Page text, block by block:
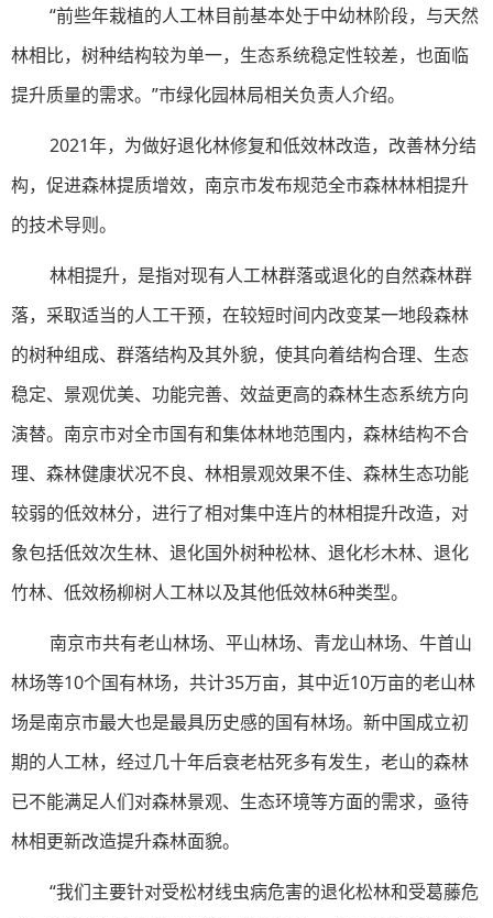
“前些年栽植的人工林目前基本处于中幼林阶段，与天然
林相比，树种结构较为单一，生态系统稳定性较差，也面临
提升质量的需求。”市绿化园林局相关负责人介绍。
2021年，为做好退化林修复和低效林改造，改善林分结
构，促进森林提质增效，南京市发布规范全市森林林相提升
的技术导则。
林相提升，是指对现有人工林群落或退化的自然森林群
落，采取适当的人工干预，在较短时间内改变某一地段森林
的树种组成、群落结构及其外貌，使其向着结构合理、生态
稳定、景观优美、功能完善、效益更高的森林生态系统方向
演替。南京市对全市国有和集体林地范围内，森林结构不合
理、森林健康状况不良、林相景观效果不佳、森林生态功能
较弱的低效林分，进行了相对集中连片的林相提升改造，对
象包括低效次生林、退化国外树种松林、退化杉木林、退化
竹林、低效杨柳树人工林以及其他低效林6种类型。
南京市共有老山林场、平山林场、青龙山林场、牛首山
林场等10个国有林场，共计35万亩，其中近10万亩的老山林
场是南京市最大也是最具历史感的国有林场。新中国成立初
期的人工林，经过几十年后衰老枯死多有发生，老山的森林
已不能满足人们对森林景观、生态环境等方面的需求，亟待
林相更新改造提升森林面貌。
“我们主要针对受松材线虫病危害的退化松林和受葛藤危